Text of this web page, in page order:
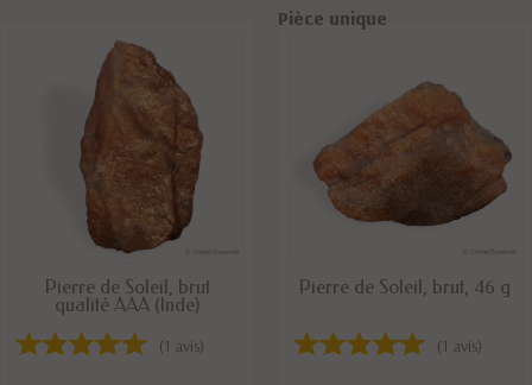
DISPONIBLE
Pierre de Soleil, brut
qualité AAA (Inde)
(1 avis)
RUPTURE DE STOCK
Pièce unique
Pierre de Soleil, brut, 46 g
(1 avis)
Pièce unique